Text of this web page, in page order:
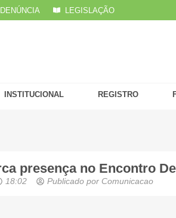
DENÚNCIA LEGISLAÇÃO
INSTITUCIONAL REGISTRO
presença no Encontro
18:02 Publicado por Comunicacao